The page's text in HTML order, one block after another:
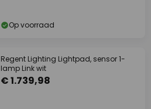
Op voorraad
Regent Lighting Lightpad, sensor 1-
lamp Link wit
€ 1.739,98